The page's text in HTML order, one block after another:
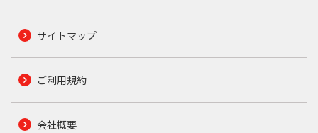
サイトマップ
ご利用規約
会社概要